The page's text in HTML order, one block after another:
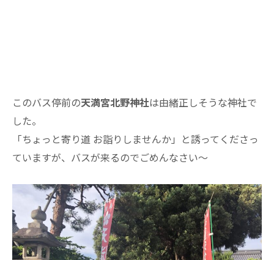
このバス停前の天満宮北野神社は由緒正しそうな神社で
した。
「ちょっと寄り道 お詣りしませんか」と誘ってくださっ
ていますが、バスが来るのでごめんなさい～